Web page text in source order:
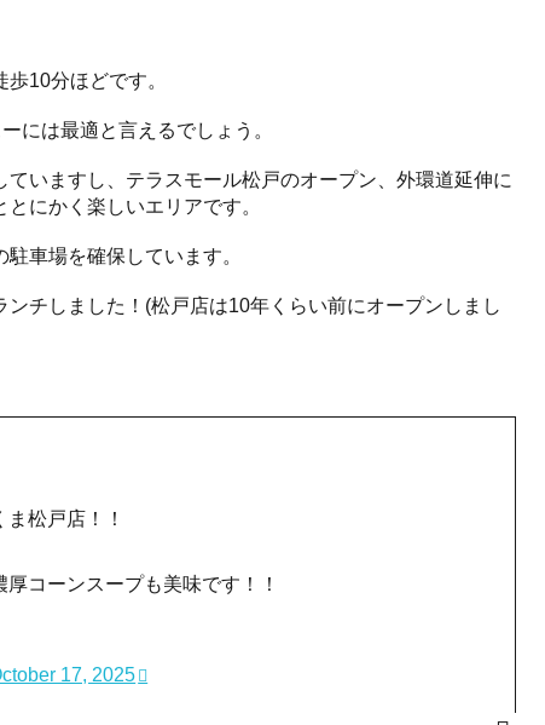
10分ほどです。
には最適と言えるでしょう。
いますし、テラスモール松戸のオープン、外環道延伸に
にかく楽しいエリアです。
車場を確保しています。
チしました！(松戸店は10年くらい前にオープンしまし
松戸店！！
コーンスープも美味です！！
17, 2025